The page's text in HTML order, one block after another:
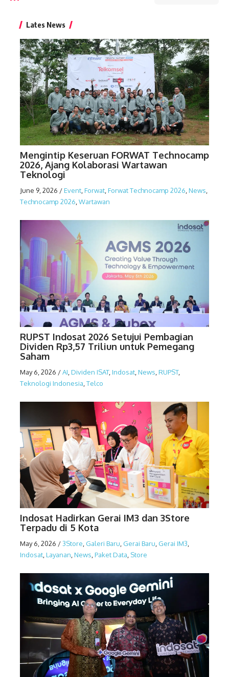
Lates News
Mengintip Keseruan FORWAT Technocamp
2026, Ajang Kolaborasi Wartawan
Teknologi
June 9, 2026 /Event,Forwat,Forwat Technocamp 2026,News,
Technocamp 2026,Wartawan
RUPST Indosat 2026 Setujui Pembagian
Dividen Rp3,57 Triliun untuk Pemegang
Saham
May 6, 2026 /AI Dividen ISAT, Indosat News RUPST,
Teknologi Indonesia Telco
Indosat Hadirkan Gerai IM3 dan 3Store
Terpadu di 5 Kota
May 6, 2026 /3Store Galeri Baru Gerai Baru Gerai IM3
Indosat Layanan News Paket Data Store